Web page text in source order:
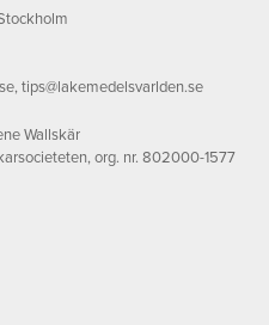
,tips@lakemedelsvarlden.se
Wallskär
org. nr. 802000-1577